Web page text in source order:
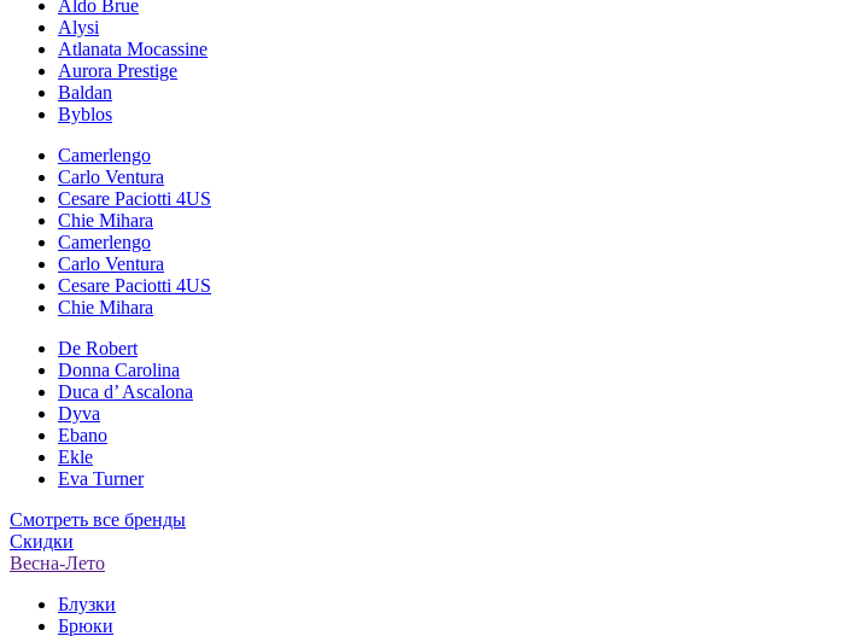
Aldo Brue
Alysi
Atlanata Mocassine
Aurora Prestige
Baldan
Byblos
Camerlengo
Carlo Ventura
Cesare Paciotti 4US
Chie Mihara
Camerlengo
Carlo Ventura
Cesare Paciotti 4US
Chie Mihara
De Robert
Donna Carolina
Duca d’ Ascalona
Dyva
Ebano
Ekle
Eva Turner
Смотреть все бренды
Скидки
Весна-Лето
Блузки
Брюки